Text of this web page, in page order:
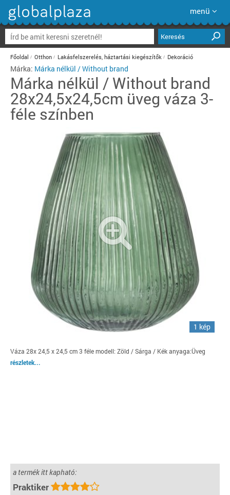
menü
Keresés
Főoldal Otthon Lakásfelszerelés, háztartási kiegészítők Dekoráció
Márka: Márka nélkül / Without brand
Márka nélkül / Without brand
28x24,5x24,5cm üveg váza 3-
féle színben
1 kép
Váza 28x 24,5 x 24,5 cm 3 féle modell: Zöld / Sárga / Kék anyaga:Üveg
részletek...
a termék itt kapható:
Praktiker